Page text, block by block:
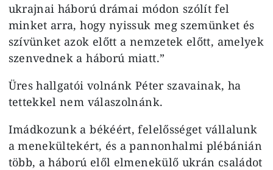
ukrajnai háború drámai módon szólít fel
minket arra, hogy nyissuk meg szemünket és
szívünket azok előtt a nemzetek előtt, amelyek
szenvednek a háború miatt.”
Üres hallgatói volnánk Péter szavainak, ha
tettekkel nem válaszolnánk.
Imádkozunk a békéért, felelősséget vállalunk
a menekültekért, és a pannonhalmi plébánián
több, a háború elől elmenekülő ukrán családot